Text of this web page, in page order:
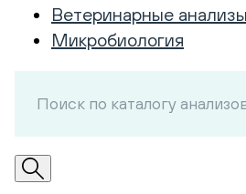
Ветеринарные анализы
Микробиология